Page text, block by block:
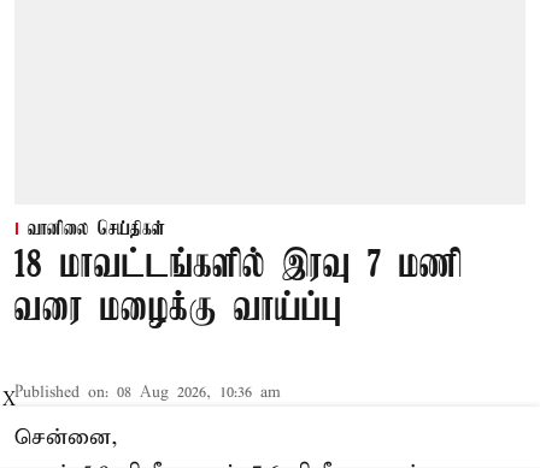
வானிலை செய்திகள்
18 மாவட்டங்களில் இரவு 7 மணி
வரை மழைக்கு வாய்ப்பு
Published on: 08 Aug 2026, 10:36 am
சென்னை,
X